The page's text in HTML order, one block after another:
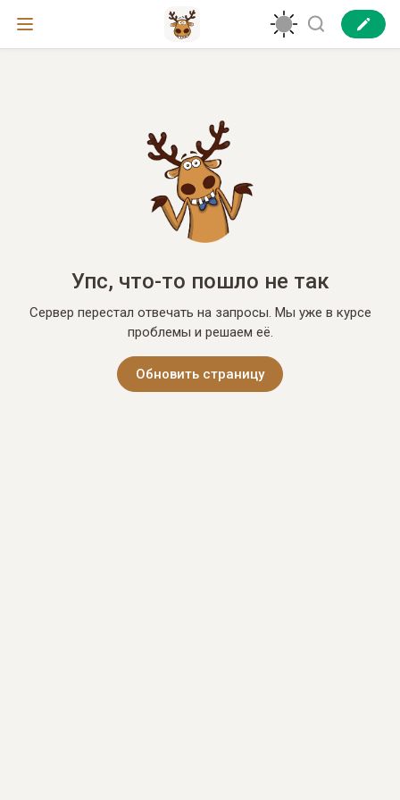
Упс, что-то пошло не так
Сервер перестал отвечать на запросы. Мы уже в курсе
проблемы и решаем её.
Обновить страницу